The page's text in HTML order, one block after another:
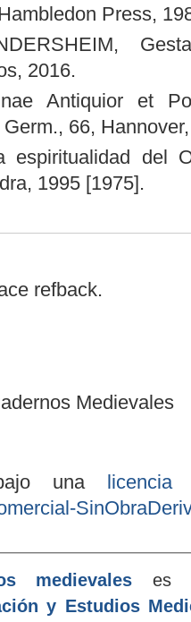
Press,
2016.
Antiquior et
66,
espiritualidad del
1995 [1975].
refback.
Medievales
una licencia
medievales es
y Estudios